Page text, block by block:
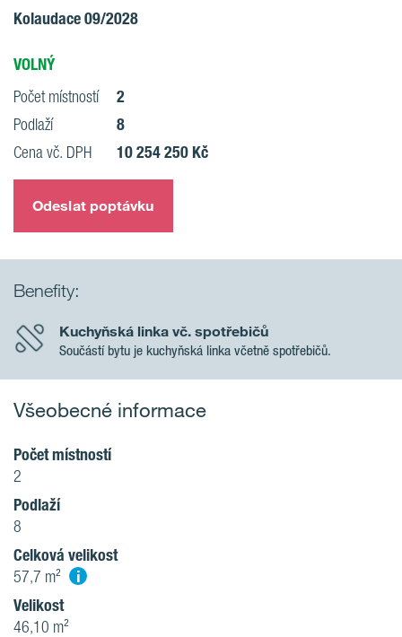
Kolaudace 09/2028
VOLNÝ
Počet místností 2
Podlaží 8
Cena vč. DPH 10 254 250 Kč
Odeslat poptávku
Benefity:
Kuchyňská linka vč. spotřebičů
Součástí bytu je kuchyňská linka včetně spotřebičů.
Všeobecné informace
Počet místností
2
Podlaží
8
Celková velikost
57,7 m² i
Velikost
46,10 m²